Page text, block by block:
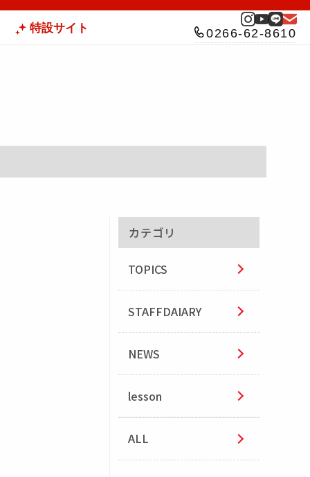
特設サイト 0266-62-8610
カテゴリ
TOPICS
STAFFDAIARY
NEWS
lesson
ALL